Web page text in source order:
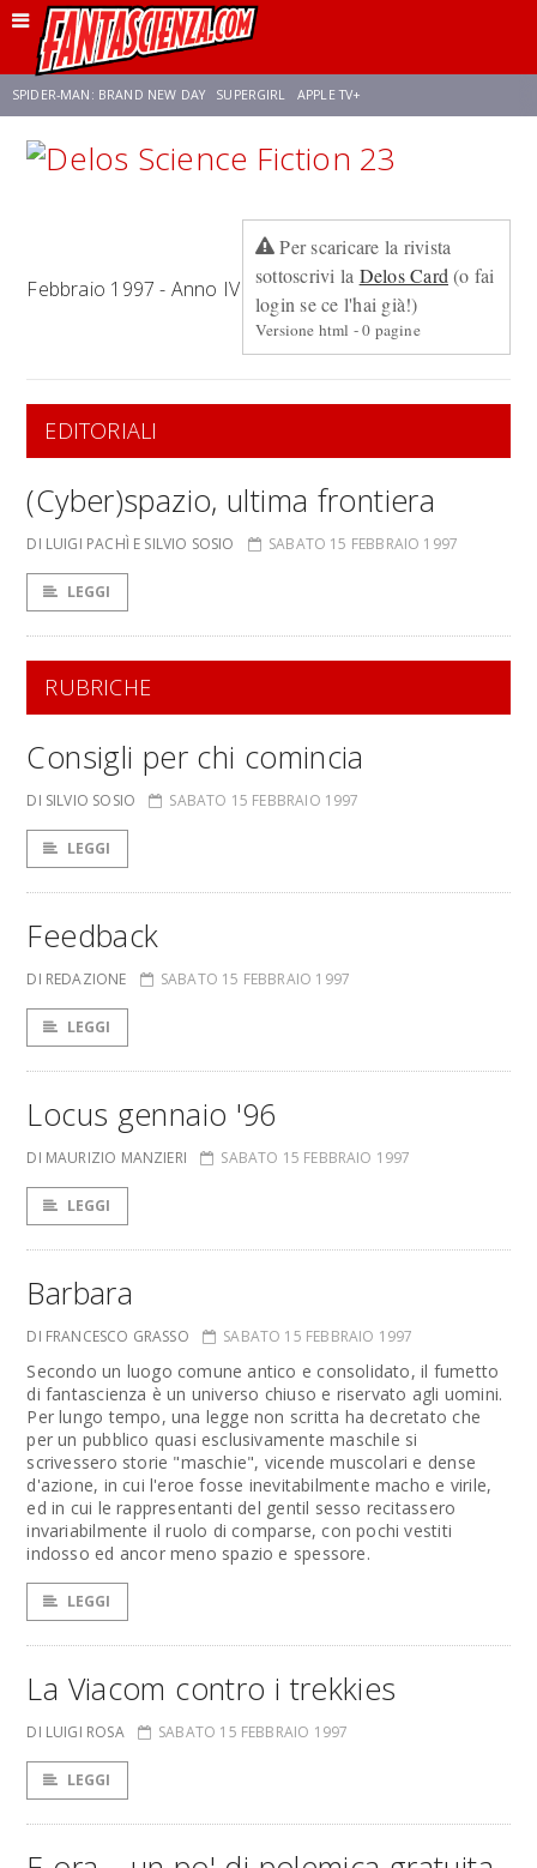
SPIDER-MAN: BRAND NEW DAY SUPERGIRL APPLE TV+
FRANCO RICCIARDIELLO ZENDAYA STAR TREK AVENGERS: DOOMSDAY
STAR TREK: STRANGE NEW WORLDS
Per scaricare la rivista
sottoscrivi la Delos Card (o fai
login se ce l'hai già!)
Versione html - 0 pagine
Febbraio 1997 - Anno IV
EDITORIALI
(Cyber)spazio, ultima frontiera
DI LUIGI PACHÌ E SILVIO SOSIO SABATO 15 FEBBRAIO 1997
LEGGI
RUBRICHE
Consigli per chi comincia
DI SILVIO SOSIO SABATO 15 FEBBRAIO 1997
LEGGI
Feedback
DI REDAZIONE SABATO 15 FEBBRAIO 1997
LEGGI
Locus gennaio '96
DI MAURIZIO MANZIERI SABATO 15 FEBBRAIO 1997
LEGGI
Barbara
DI FRANCESCO GRASSO SABATO 15 FEBBRAIO 1997
Secondo un luogo comune antico e consolidato, il fumetto
di fantascienza è un universo chiuso e riservato agli uomini.
Per lungo tempo, una legge non scritta ha decretato che
per un pubblico quasi esclusivamente maschile si
scrivessero storie "maschie", vicende muscolari e dense
d'azione, in cui l'eroe fosse inevitabilmente macho e virile,
ed in cui le rappresentanti del gentil sesso recitassero
invariabilmente il ruolo di comparse, con pochi vestiti
indosso ed ancor meno spazio e spessore.
LEGGI
La Viacom contro i trekkies
DI LUIGI ROSA SABATO 15 FEBBRAIO 1997
LEGGI